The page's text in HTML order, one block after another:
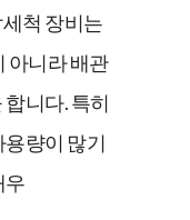
척 장비는
아니라 배관
니다. 특히
량이 많기
우